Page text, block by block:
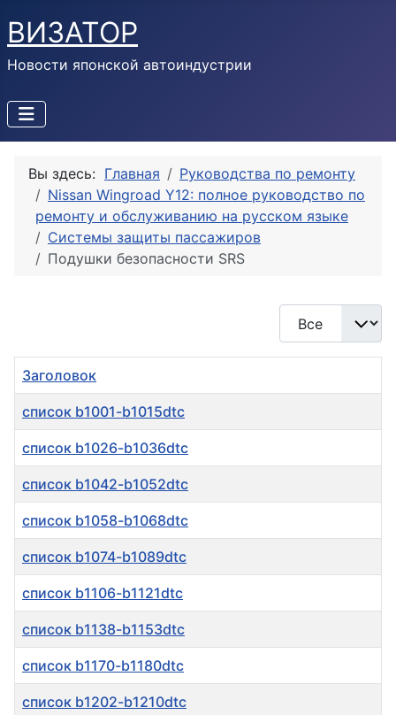
ВИЗАТОР
Новости японской автоиндустрии
Вы здесь: Главная
Руководства по ремонту
Nissan Wingroad Y12: полное руководство по
ремонту и обслуживанию на русском языке
Системы защиты пассажиров
Подушки безопасности SRS
Кол-во строк:
Заголовок
список b1001-b1015dtc
список b1026-b1036dtc
список b1042-b1052dtc
список b1058-b1068dtc
список b1074-b1089dtc
список b1106-b1121dtc
список b1138-b1153dtc
список b1170-b1180dtc
список b1202-b1210dtc